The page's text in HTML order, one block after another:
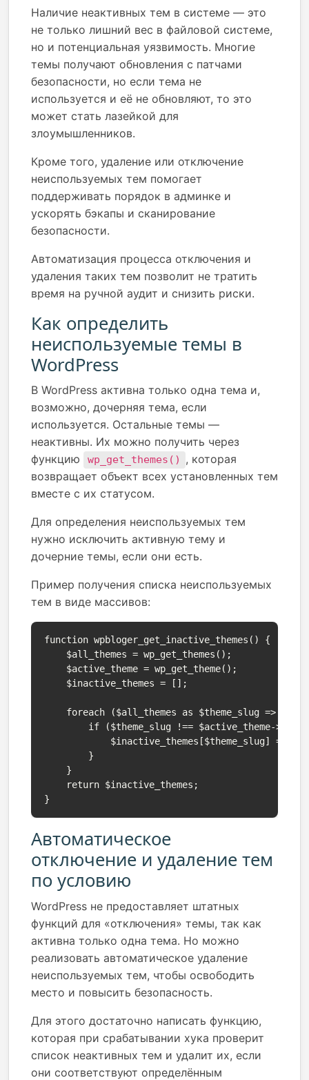
Наличие неактивных тем в системе — это
не только лишний вес в файловой системе,
но и потенциальная уязвимость. Многие
темы получают обновления с патчами
безопасности, но если тема не
используется и её не обновляют, то это
может стать лазейкой для
злоумышленников.
Кроме того, удаление или отключение
неиспользуемых тем помогает
поддерживать порядок в админке и
ускорять бэкапы и сканирование
безопасности.
Автоматизация процесса отключения и
удаления таких тем позволит не тратить
время на ручной аудит и снизить риски.
Как определить
неиспользуемые темы в
WordPress
В WordPress активна только одна тема и,
возможно, дочерняя тема, если
используется. Остальные темы —
неактивны. Их можно получить через
функцию
wp_get_themes()
, которая
возвращает объект всех установленных тем
вместе с их статусом.
Для определения неиспользуемых тем
нужно исключить активную тему и
дочерние темы, если они есть.
Пример получения списка неиспользуемых
тем в виде массивов:
function wpbloger_get_inactive_themes() {
    $all_themes = wp_get_themes();
    $active_theme = wp_get_theme();
    $inactive_themes = [];
foreach ($all_themes as $theme_slug =>
if ($theme_slug !== $active_theme-
$inactive_themes[$theme_slug] =
        }
    }
    return $inactive_themes;
}
Автоматическое
отключение и удаление тем
по условию
WordPress не предоставляет штатных
функций для «отключения» темы, так как
активна только одна тема. Но можно
реализовать автоматическое удаление
неиспользуемых тем, чтобы освободить
место и повысить безопасность.
Для этого достаточно написать функцию,
которая при срабатывании хука проверит
список неактивных тем и удалит их, если
они соответствуют определённым